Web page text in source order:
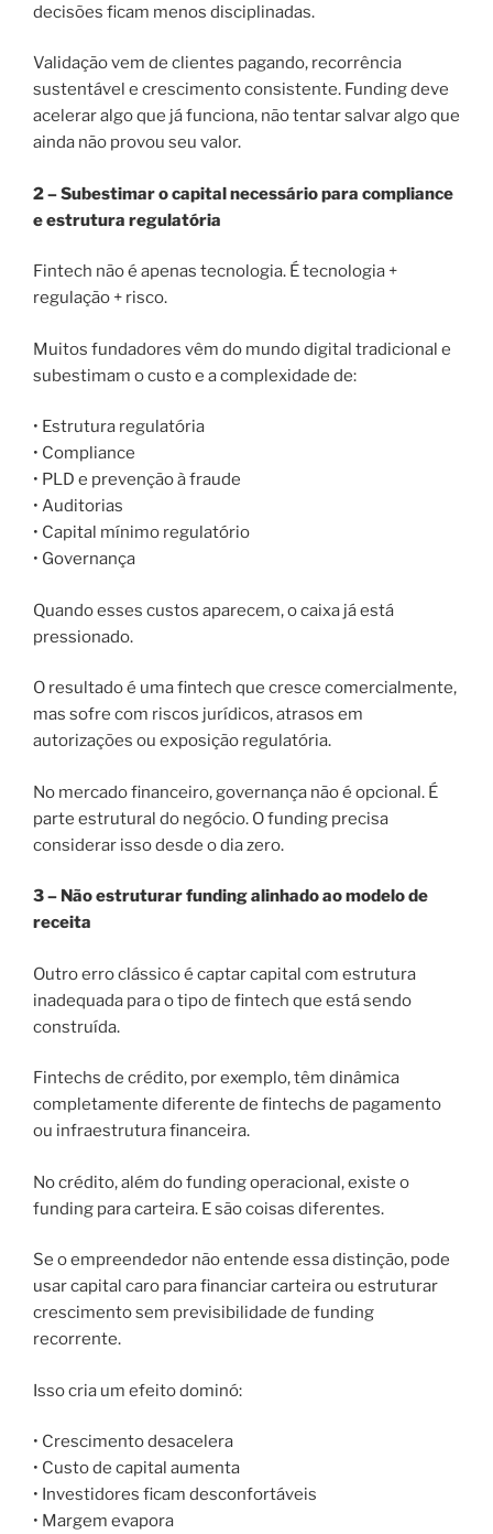
decisões ficam menos disciplinadas.
Validação vem de clientes pagando, recorrência
sustentável e crescimento consistente. Funding deve
acelerar algo que já funciona, não tentar salvar algo que
ainda não provou seu valor.
2 – Subestimar o capital necessário para compliance
e estrutura regulatória
Fintech não é apenas tecnologia. É tecnologia +
regulação + risco.
Muitos fundadores vêm do mundo digital tradicional e
subestimam o custo e a complexidade de:
• Estrutura regulatória
• Compliance
• PLD e prevenção à fraude
• Auditorias
• Capital mínimo regulatório
• Governança
Quando esses custos aparecem, o caixa já está
pressionado.
O resultado é uma fintech que cresce comercialmente,
mas sofre com riscos jurídicos, atrasos em
autorizações ou exposição regulatória.
No mercado financeiro, governança não é opcional. É
parte estrutural do negócio. O funding precisa
considerar isso desde o dia zero.
3 – Não estruturar funding alinhado ao modelo de
receita
Outro erro clássico é captar capital com estrutura
inadequada para o tipo de fintech que está sendo
construída.
Fintechs de crédito, por exemplo, têm dinâmica
completamente diferente de fintechs de pagamento
ou infraestrutura financeira.
No crédito, além do funding operacional, existe o
funding para carteira. E são coisas diferentes.
Se o empreendedor não entende essa distinção, pode
usar capital caro para financiar carteira ou estruturar
crescimento sem previsibilidade de funding
recorrente.
Isso cria um efeito dominó:
• Crescimento desacelera
• Custo de capital aumenta
• Investidores ficam desconfortáveis
• Margem evapora